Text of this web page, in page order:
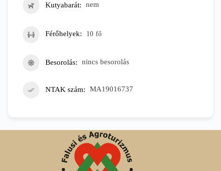
Kutyabarát nem
Férőhelyek 10 fő
Besorolás nincs besorolás
NTAK szám MA19016737